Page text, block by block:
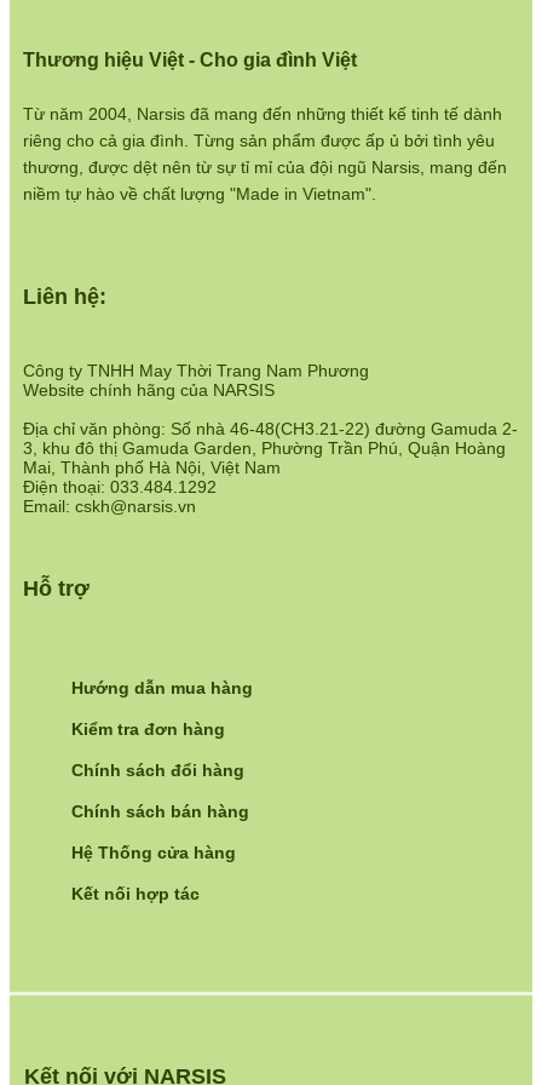
Chính sách đổi hàng:
https://www.narsis.vn/doi-tra-hoan-tien
Chính sách bán hàng:
https://www.narsis.vn/chinh-sach-ban-hang
Công ty TNHH May Thời Trang Nam Phương
Website chính hãng của NARSIS
Địa chỉ văn phòng: Số nhà 46-48(CH3.21-22) đường Gamuda 2-
3, khu đô thị Gamuda Garden, Phường Trần Phú, Quận Hoàng
Mai, Thành phố Hà Nội, Việt Nam
Điện thoại: 033.484.1292
Email: cskh@narsis.vn
Hỗ trợ
Kết nối với NARSIS
Liên hệ:
Hướng dẫn mua hàng
Kiểm tra đơn hàng
Chính sách đổi hàng
Chính sách bán hàng
Hệ Thống cửa hàng
Kết nối hợp tác
Từ năm 2004, Narsis đã mang đến những thiết kế tinh tế dành
riêng cho cả gia đình. Từng sản phẩm được ấp ủ bởi tình yêu
thương, được dệt nên từ sự tỉ mỉ của đội ngũ Narsis, mang đến
niềm tự hào về chất lượng "Made in Vietnam".
Thương hiệu Việt - Cho gia đình Việt